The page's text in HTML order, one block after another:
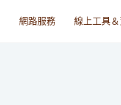
網路服務 線上工具